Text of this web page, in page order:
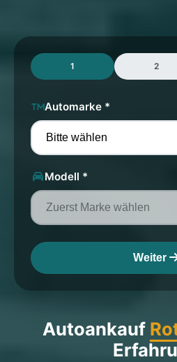
1 2
Automarke *
Modell *
Weiter
Autoankauf